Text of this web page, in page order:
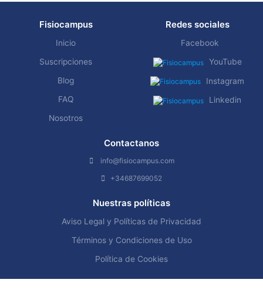
Fisiocampus
Inicio
Suscripciones
Blog
FAQ
Nosotros
Redes sociales
Facebook
YouTube
Instagram
Linkedin
Contactanos
info@fisiocampus.com
+34687699052
Nuestras políticas
Aviso Legal y Políticas de Privacidad
Términos y Condiciones de Uso
Política de Cookies